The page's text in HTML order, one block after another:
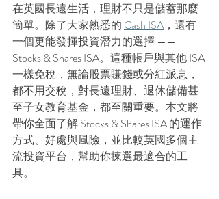
在英國長遠生活，理財不只是儲蓄那麼
簡單。除了大家熟悉的 Cash ISA，還有
一個更能發揮投資潛力的選擇 ——
Stocks & Shares ISA。這種帳戶與其他 ISA
一樣免稅，無論股票賺錢或分紅派息，
都不用交稅，對長遠理財、退休儲備甚
至子女教育基金，都至關重要。本文將
帶你全面了解 Stocks & Shares ISA 的運作
方式、好處與風險，並比較英國多個主
流投資平台，幫助你揀選最適合的工
具。